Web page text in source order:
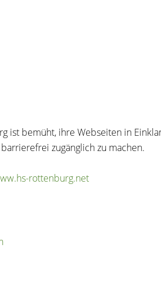
ist bemüht, ihre Webseiten in
zugänglich zu machen.
rottenburg.net